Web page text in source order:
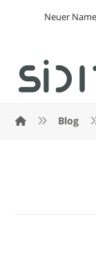
Neuer
Blog